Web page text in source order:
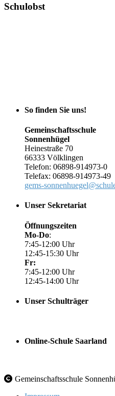
Schulobst
So finden Sie uns!
Gemeinschaftsschule
Sonnenhügel
Heinestraße 70
66333 Völklingen
Telefon: 06898-914973-0
Telefax: 06898-914973-49
gems-
Unser Sekretariat
Öffnungszeiten
Mo-Do:
7:45-12:00 Uhr
12:45-15:30 Uhr
Fr:
7:45-12:00 Uhr
12:45-14:00 Uhr
Unser Schulträger
Online-Schule Saarland
Gemeinschaftsschule